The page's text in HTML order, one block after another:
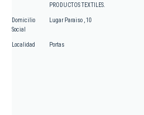
PRODUCTOS TEXTILES.
Domicilio
Social
Lugar Paraiso , 10
Localidad Portas